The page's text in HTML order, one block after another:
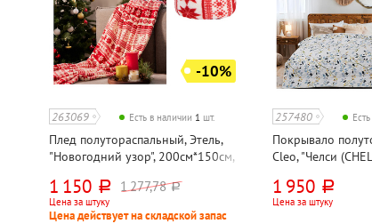
-10%
263069 Есть в наличии 1 шт.
Плед полутораспальный, Этель,
"Новогодний узор", 200см*150см,
1 150 руб. 1 277,78 руб.
Цена за штуку
Цена действует на складской запас
257480
Покрывало
Cleo, "Челси
полиэстер, 120г⁄м²
1 950 руб.
Цена за штуку